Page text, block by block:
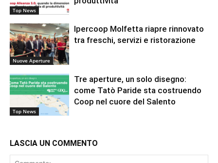
Top News
Nuove Aperture
Ipercoop Molfetta riapre rinnovato
tra freschi, servizi e ristorazione
Top News
Tre aperture, un solo disegno:
come Tatò Paride sta costruendo
Coop nel cuore del Salento
LASCIA UN COMMENTO